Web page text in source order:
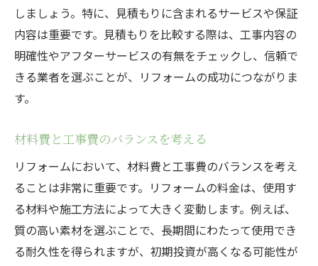
しましょう。特に、見積もりに含まれるサービスや保証
内容は重要です。見積もりを比較する際は、工事内容の
明確性やアフターサービスの有無をチェックし、信頼で
きる業者を選ぶことが、リフォームの成功につながりま
す。
材料費と工事費のバランスを考える
リフォームにおいて、材料費と工事費のバランスを考え
ることは非常に重要です。リフォームの料金は、使用す
る材料や施工方法によって大きく変動します。例えば、
質の高い素材を選ぶことで、長期間にわたって使用でき
る耐久性を得られますが、初期投資が高くなる可能性が